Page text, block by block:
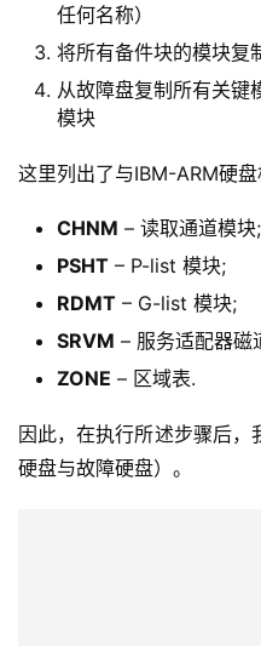
任何名称）
将所有备件块的模块复
从故障盘复制所有关
模块
这里列出了与IBM-ARM硬
CHNM – 读取通道模块;
PSHT – P-list 模块;
RDMT – G-list 模块;
SRVM – 服务适配器磁
ZONE – 区域表.
因此，在执行所述步骤后
硬盘与故障硬盘）。